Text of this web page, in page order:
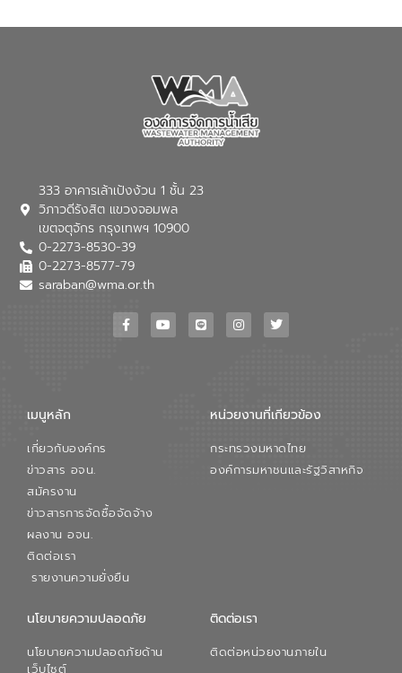
ณ เทศบาลตำบลบางเลน จังหวัดนครปฐม
333 อาคารเล้าเป้งง้วน 1 ชั้น 23
วิภาวดีรังสิต แขวงจอมพล
เขตจตุจักร กรุงเทพฯ 10900
0-2273-8530-39
0-2273-8577-79
saraban@wma.or.th
เมนูหลัก
เกี่ยวกับองค์กร
ข่าวสาร อจน.
สมัครงาน
ข่าวสารการจัดซื้อจัดจ้าง
ผลงาน อจน.
ติดต่อเรา
รายงานความยั่งยืน
หน่วยงานที่เกียวข้อง
กระทรวงมหาดไทย
องค์การมหาชนและรัฐวิสาหกิจ
นโยบายความปลอดภัย
นโยบายความปลอดภัยด้าน
เว็บไซต์
ติดต่อเรา
ติดต่อหน่วยงานภายใน